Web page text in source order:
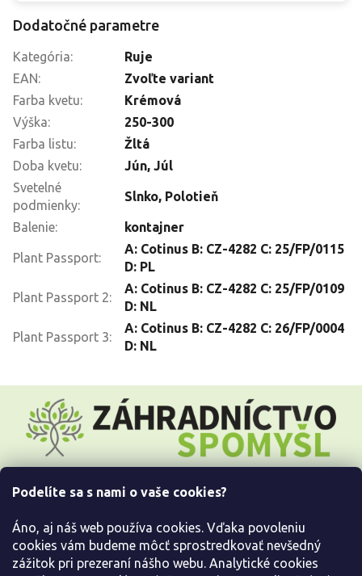
Podelíte sa s nami o vaše cookies?
Áno, aj náš web používa cookies. Vďaka povoleniu
cookies vám budeme môcť sprostredkovať nevšedný
zážitok pri prezeraní nášho webu. Analytické cookies
Dodatočné parametre
Kategória:
Ruje
EAN:
Zvoľte variant
Farba kvetu:
Krémová
Výška:
250-300
Farba listu:
Žltá
Doba kvetu: Jún, Júl
Svetelné
podmienky:
Slnko, Polotieň
Balenie: kontajner
Plant Passport:
A: Cotinus B: CZ-4282 C: 25/FP/0115
D: PL
Plant Passport 2:
A: Cotinus B: CZ-4282 C: 25/FP/0109
D: NL
Plant Passport 3:
A: Cotinus B: CZ-4282 C: 26/FP/0004
D: NL
t
Informácie pre Vás